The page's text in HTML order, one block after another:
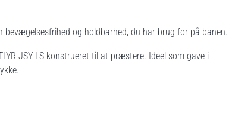
bevægelsesfrihed og holdbarhed, du har brug for på banen.
JSY LS konstrueret til at præstere. Ideel som gave i